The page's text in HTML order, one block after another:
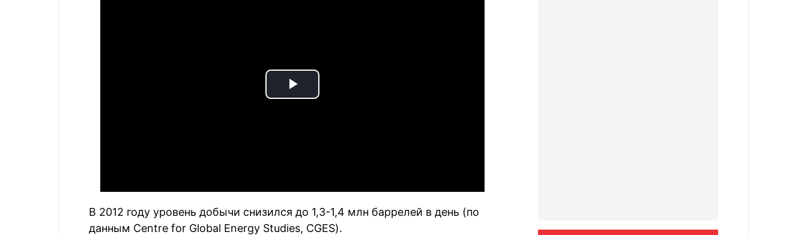
Play
В 2012 году уровень добычи снизился до 1,3-1,4 млн баррелей в день (по
данным Centre for Global Energy Studies, CGES).